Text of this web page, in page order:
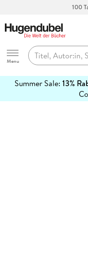
100
Hugendubel
Menu
Summer Sale: 13%
erfahren